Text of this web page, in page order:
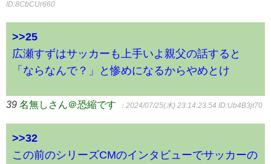
ID:8CbCUr660
>>25
広瀬すずはサッカーも上手いよ親父の話すると
「ならなんで？」と惨めになるからやめとけ
39 名無しさん＠恐縮です ：2024/07/25(木) 23:14:23.54 ID:Ub4B3jt70
>>32
この前のシリーズCMのインタビューでサッカーの